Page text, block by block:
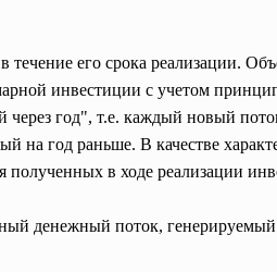
его срока реализации.
инвестиции с учетом
год", т.е. каждый новый
на год раньше. В качестве
полученных в ходе реализации
денежный поток,